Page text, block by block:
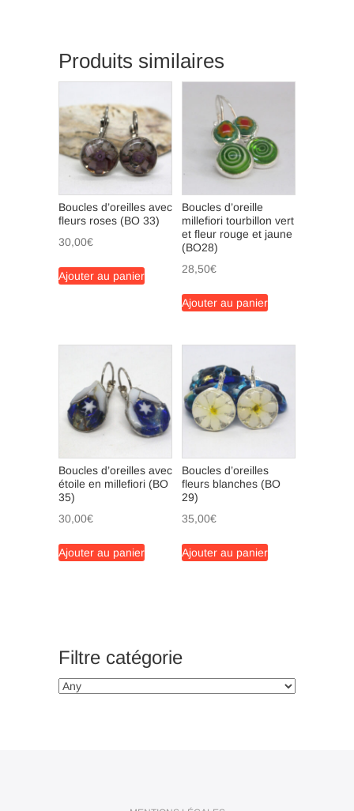
Produits similaires
Boucles d’oreilles avec
fleurs roses (BO 33)
30,00€
Ajouter au panier
Boucles d’oreille
millefiori tourbillon vert
et fleur rouge et jaune
(BO28)
28,50€
Ajouter au panier
Boucles d’oreilles avec
étoile en millefiori (BO
35)
30,00€
Ajouter au panier
Boucles d’oreilles
fleurs blanches (BO
29)
35,00€
Ajouter au panier
Filtre catégorie